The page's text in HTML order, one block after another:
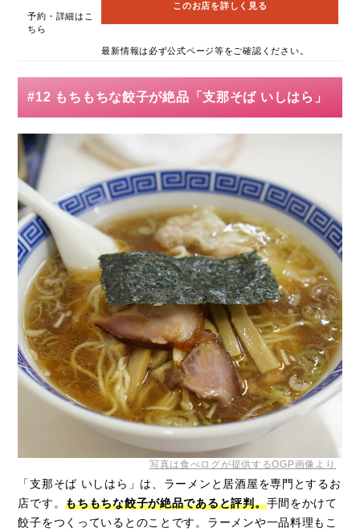
予約・詳細はこ
ちら
このお店を詳しく見る
最新情報は必ず公式ページ等をご確認ください。
#12 もちもちな餃子が絶品「支那そば いしはら」
写真は食べログが提供するOGP画像より
「支那そば いしはら」は、ラーメンと居酒屋を専門とするお
店です。もちもちな餃子が絶品であると評判。手間をかけて
餃子をつくっているとのことです。ラーメンや一品料理もこ